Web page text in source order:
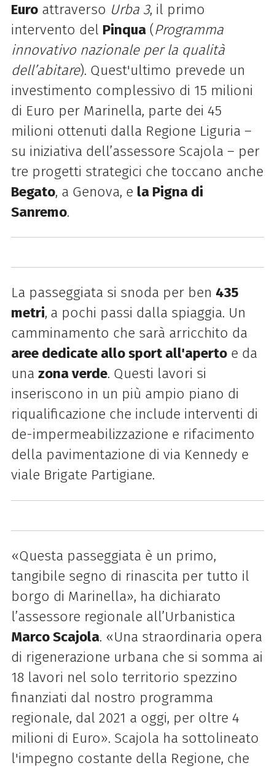
Euroattraverso Urba 3, il primo
intervento del Pinqua(Programma
innovativo nazionale per la qualità
dell’abitare). Quest'ultimo prevede un
investimento complessivo di 15 milioni
di Euro per Marinella, parte dei 45
milioni ottenuti dalla Regione Liguria –
su iniziativa dell’assessore Scajola – per
tre progetti strategici che toccano anche
Begato, a Genova, e la Pigna di
Sanremo.
La passeggiata si snoda per ben 435
metri, a pochi passi dalla spiaggia. Un
camminamento che sarà arricchito da
aree dedicate allo sport all'apertoe da
una zona verde. Questi lavori si
inseriscono in un più ampio piano di
riqualificazione che include interventi di
de-impermeabilizzazione e rifacimento
della pavimentazione di via Kennedy e
viale Brigate Partigiane.
«Questa passeggiata è un primo,
tangibile segno di rinascita per tutto il
borgo di Marinella», ha dichiarato
l’assessore regionale all’Urbanistica
Marco Scajola. «Una straordinaria opera
di rigenerazione urbana che si somma ai
18 lavori nel solo territorio spezzino
finanziati dal nostro programma
regionale, dal 2021 a oggi, per oltre 4
milioni di Euro». Scajola ha sottolineato
l'impegno costante della Regione, che